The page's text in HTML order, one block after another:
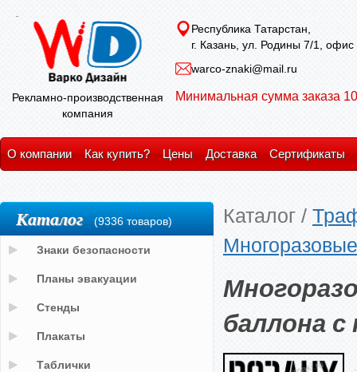
Рекламно-производственная
компания
Республика Татарстан,
г. Казань, ул. Родины 7/1, офис
warco-znaki@mail.ru
Минимальная сумма заказа
О компании Как купить? Цены Доставка Сертификаты
Каталог /
баллона
Каталог (9336 товаров)
Знаки безопасности
Планы эвакуации
Стенды
Плакаты
Таблички